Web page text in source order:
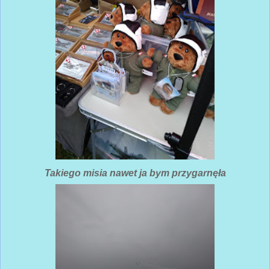
Takiego misia nawet ja bym przygarnęła